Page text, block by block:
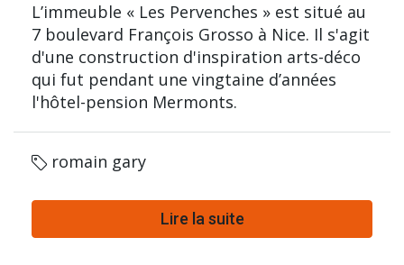
L’immeuble « Les Pervenches » est situé au
7 boulevard François Grosso à Nice. Il s'agit
d'une construction d'inspiration arts-déco
qui fut pendant une vingtaine d’années
l'hôtel-pension Mermonts.
romain gary
Lire la suite